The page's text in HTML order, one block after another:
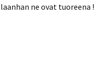
ne ovat tuoreena !